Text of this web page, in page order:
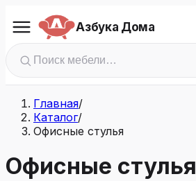
Азбука Дома
Главная/
Каталог/
Офисные стулья
Офисные стулья